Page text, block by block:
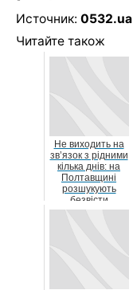
Источник: 0532.ua
Читайте також
Не виходить на
зв’язок з рідними
кілька днів: на
Полтавщині
розшукують
безвісти
зниклого Артема